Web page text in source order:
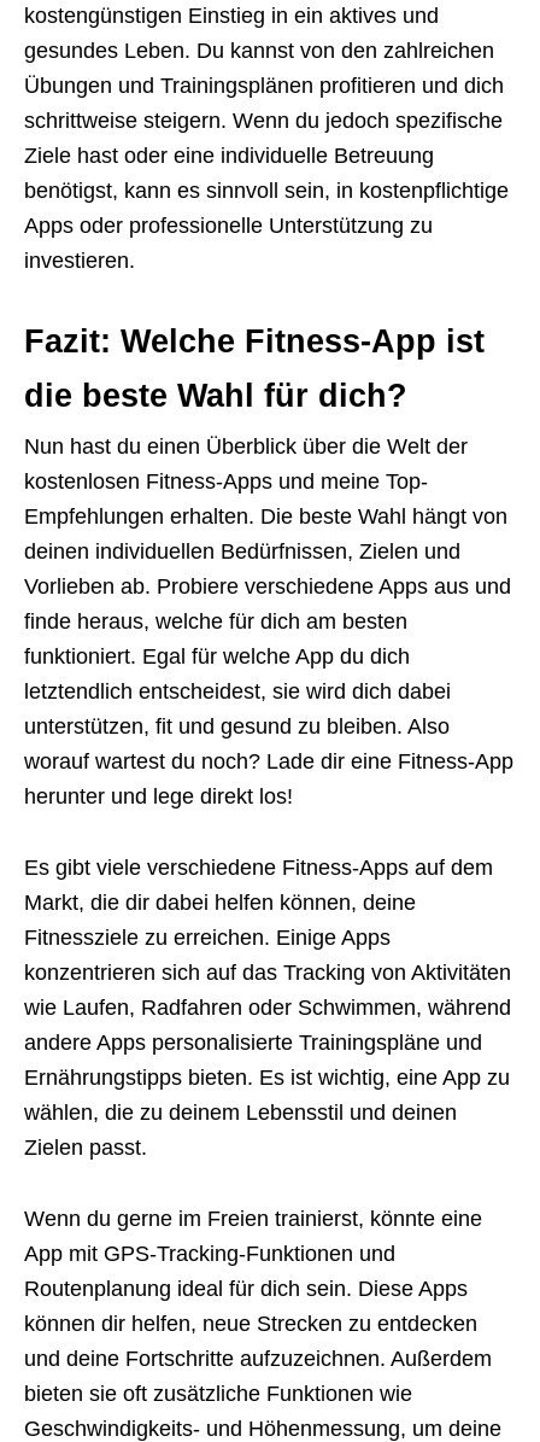
kostengünstigen Einstieg in ein aktives und
gesundes Leben. Du kannst von den zahlreichen
Übungen und Trainingsplänen profitieren und dich
schrittweise steigern. Wenn du jedoch spezifische
Ziele hast oder eine individuelle Betreuung
benötigst, kann es sinnvoll sein, in kostenpflichtige
Apps oder professionelle Unterstützung zu
investieren.
Fazit: Welche Fitness-App ist
die beste Wahl für dich?
Nun hast du einen Überblick über die Welt der
kostenlosen Fitness-Apps und meine Top-
Empfehlungen erhalten. Die beste Wahl hängt von
deinen individuellen Bedürfnissen, Zielen und
Vorlieben ab. Probiere verschiedene Apps aus und
finde heraus, welche für dich am besten
funktioniert. Egal für welche App du dich
letztendlich entscheidest, sie wird dich dabei
unterstützen, fit und gesund zu bleiben. Also
worauf wartest du noch? Lade dir eine Fitness-App
herunter und lege direkt los!
Es gibt viele verschiedene Fitness-Apps auf dem
Markt, die dir dabei helfen können, deine
Fitnessziele zu erreichen. Einige Apps
konzentrieren sich auf das Tracking von Aktivitäten
wie Laufen, Radfahren oder Schwimmen, während
andere Apps personalisierte Trainingspläne und
Ernährungstipps bieten. Es ist wichtig, eine App zu
wählen, die zu deinem Lebensstil und deinen
Zielen passt.
Wenn du gerne im Freien trainierst, könnte eine
App mit GPS-Tracking-Funktionen und
Routenplanung ideal für dich sein. Diese Apps
können dir helfen, neue Strecken zu entdecken
und deine Fortschritte aufzuzeichnen. Außerdem
bieten sie oft zusätzliche Funktionen wie
Geschwindigkeits- und Höhenmessung, um deine